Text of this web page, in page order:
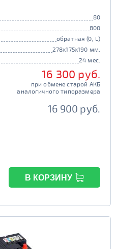
80
800
обратная (0, L)
278x175x190 мм.
24 мес.
16 300 руб.
при обмене старой АКБ
аналогичного типоразмера
16 900 руб.
В КОРЗИНУ